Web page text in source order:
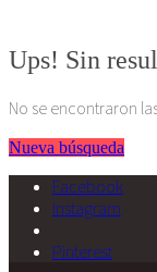
Ups! Sin
No se encontraron
Nueva búsqueda
Facebook
Instagram
Pinterest